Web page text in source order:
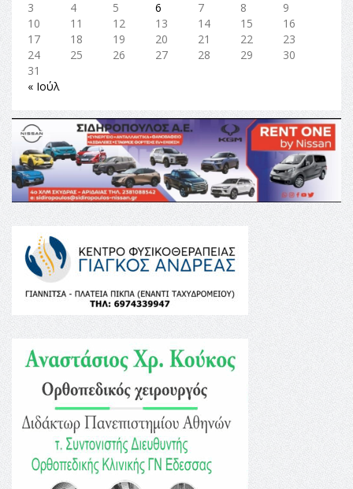
3
4 5 6 7 8
9
10
11 12 13 14 15
16
17
18 19 20 21 22
23
24
25 26 27 28 29
30
31
« Ιούλ